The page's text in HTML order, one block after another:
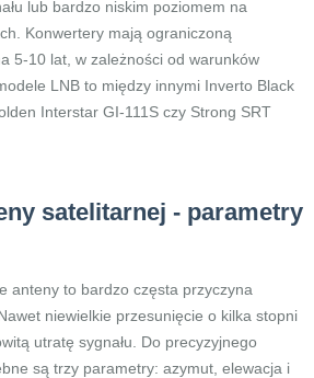
lub bardzo niskim poziomem na
Konwertery mają ograniczoną
5-10 lat, w zależności od warunków
LNB to między innymi Inverto Black
Interstar GI-111S czy Strong SRT
satelitarnej - parametry
anteny to bardzo częsta przyczyna
niewielkie przesunięcie o kilka stopni
utratę sygnału. Do precyzyjnego
są trzy parametry: azymut, elewacja i